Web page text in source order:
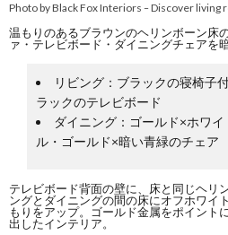
Photo by Black Fox Interiors –Discover living
温もりのあるブラウンのヘリンボーン床
ァ・テレビボード・ダイニングチェアを
リビング：ブラックの寝椅子
ラックのテレビボード
ダイニング：ゴールド×ホワ
ル・ゴールド×暗い青緑のチェア
テレビボード背面の壁に、床と同じヘリ
ングとダイニングの間の床にオフホワイ
もりをアップ。ゴールド金属をポイント
出したインテリア。